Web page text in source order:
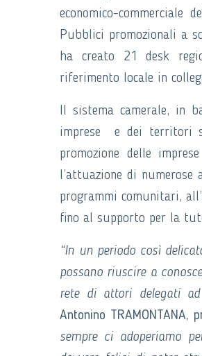
economico-
Pubblici promozionali a
ha creato 21 desk
riferimento locale in
Il sistema camerale, in
imprese e dei territori
promozione delle
l’attuazione di numerose
programmi comunitari,
fino al supporto per la
“In un periodo così
possano riuscire a
rete di attori delegati
Antonino TRAMONTANA,
sempre ci adoperiamo